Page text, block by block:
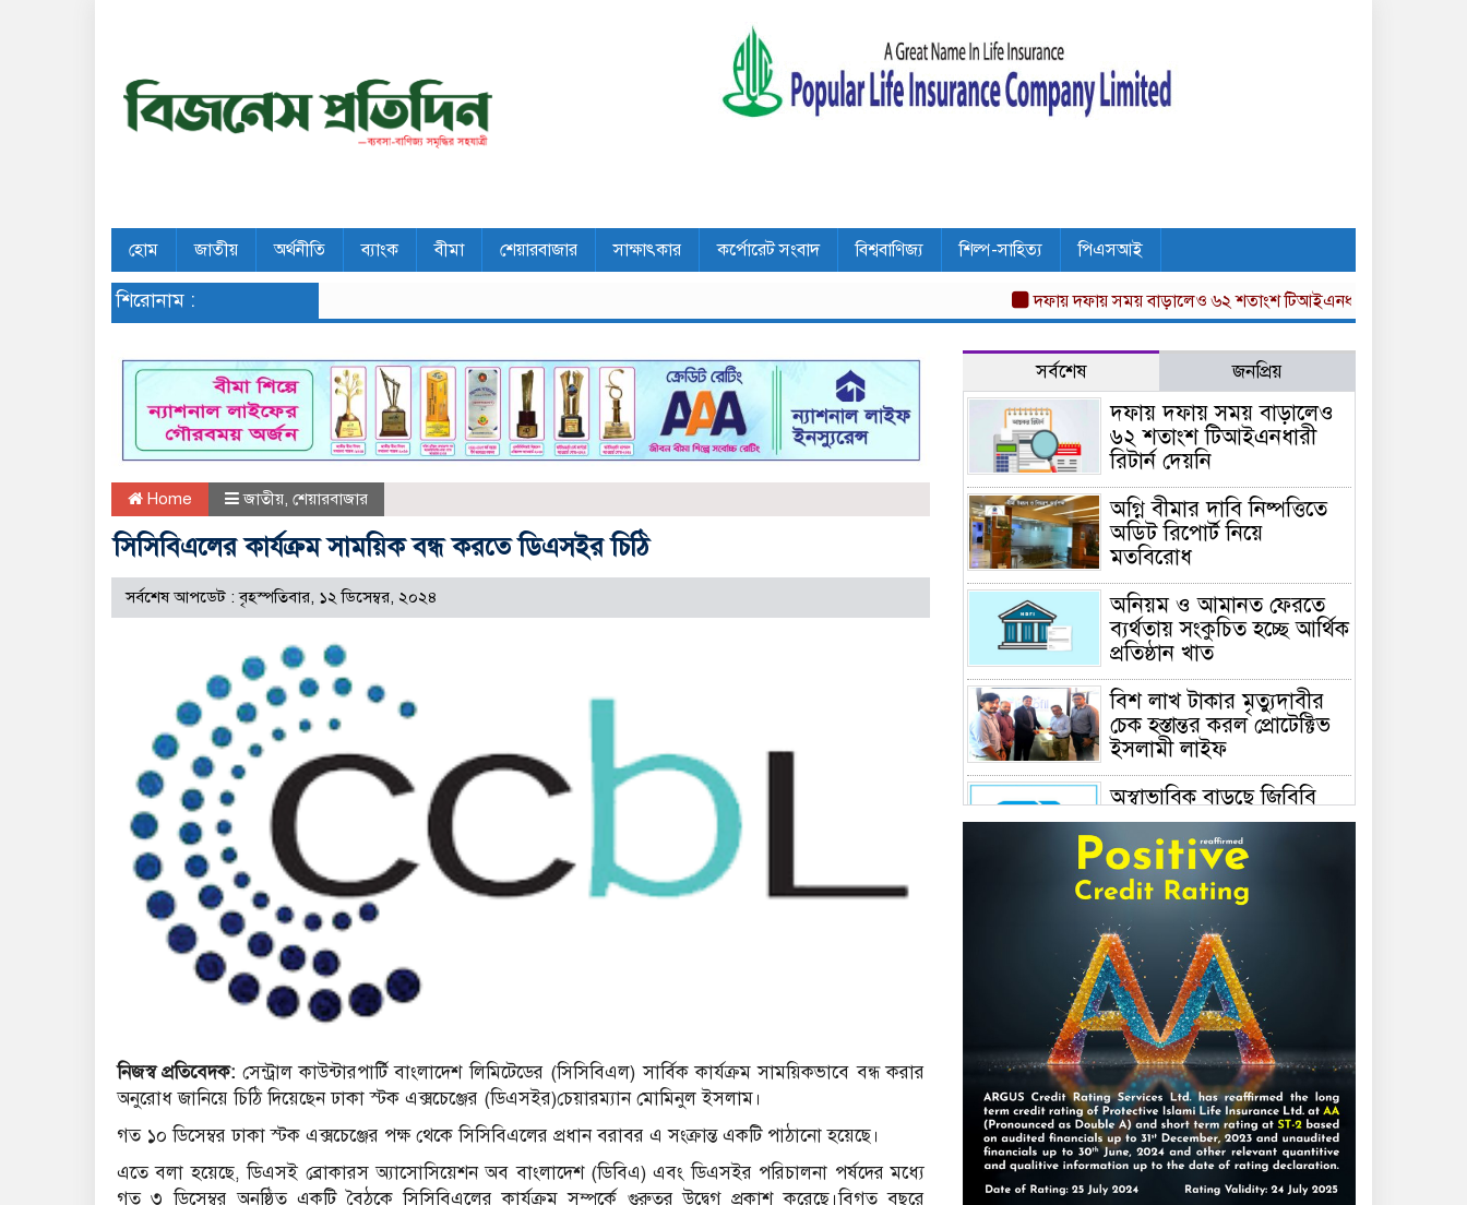
হোম জাতীয় অর্থনীতি ব্যাংক বীমা শেয়ারবাজার সাক্ষাৎকার কর্পোরেট সংবাদ বিশ্ববাণিজ্য শিল্প-সাহিত্য পিএসআই
শিরোনাম : দফায় দফায় সময় বাড়ালেও ৬২ শতাংশ টিআইএনধারী রিটার্ন দেয়নি
Home জাতীয়, শেয়ারবাজার
সিসিবিএলের কার্যক্রম সাময়িক বন্ধ করতে ডিএসইর চিঠি
সর্বশেষ আপডেট : বৃহস্পতিবার, ১২ ডিসেম্বর, ২০২৪
নিজস্ব প্রতিবেদক: সেন্ট্রাল কাউন্টারপার্টি বাংলাদেশ লিমিটেডের (সিসিবিএল) সার্বিক কার্যক্রম সাময়িকভাবে বন্ধ করার
অনুরোধ জানিয়ে চিঠি দিয়েছেন ঢাকা স্টক এক্সচেঞ্জের (ডিএসইর)চেয়ারম্যান মোমিনুল ইসলাম।
গত ১০ ডিসেম্বর ঢাকা স্টক এক্সচেঞ্জের পক্ষ থেকে সিসিবিএলের প্রধান বরাবর এ সংক্রান্ত একটি পাঠানো হয়েছে।
এতে বলা হয়েছে, ডিএসই ব্রোকারস অ্যাসোসিয়েশন অব বাংলাদেশ (ডিবিএ) এবং ডিএসইর পরিচালনা পর্ষদের মধ্যে
গত ৩ ডিসেম্বর অনুষ্ঠিত একটি বৈঠকে সিসিবিএলের কার্যক্রম সম্পর্কে গুরুতর উদ্বেগ প্রকাশ করেছে।বিগত বছরে
সর্বশেষ জনপ্রিয়
দফায় দফায় সময় বাড়ালেও
৬২ শতাংশ টিআইএনধারী
রিটার্ন দেয়নি
অগ্নি বীমার দাবি নিষ্পত্তিতে
অডিট রিপোর্ট নিয়ে
মতবিরোধ
অনিয়ম ও আমানত ফেরতে
ব্যর্থতায় সংকুচিত হচ্ছে আর্থিক
প্রতিষ্ঠান খাত
বিশ লাখ টাকার মৃত্যুদাবীর
চেক হস্তান্তর করল প্রোটেক্টিভ
ইসলামী লাইফ
অস্বাভাবিক বাড়ছে জিবিবি
পাওয়ারের শেয়ার দর,
ডিএসইর সতর্কবার্তা